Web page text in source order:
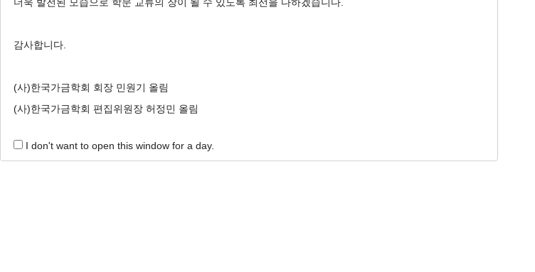
감사합니다.
(사)한국가금학회 회장 민원기 올림
(사)한국가금학회 편집위원장 허정민 올림
I don't want to open this window for a day.